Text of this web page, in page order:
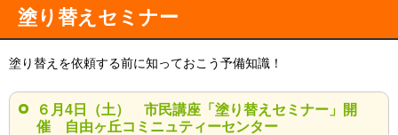
塗り替えセミナー
塗り替えを依頼する前に知っておこう予備知識！
６月4日（土） 市民講座「塗り替えセミナー」開
催 自由ヶ丘コミニュティーセンター